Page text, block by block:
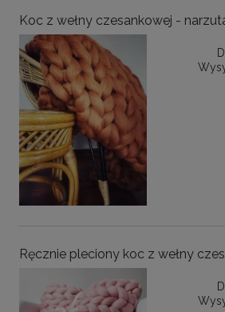
Koc z wełny czesankowej -
Ręcznie pleciony koc z wełny